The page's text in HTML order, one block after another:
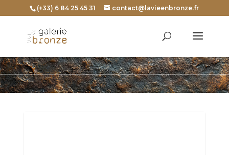
(+33) 6 84 25 45 31 contact@lavieenbronze.fr